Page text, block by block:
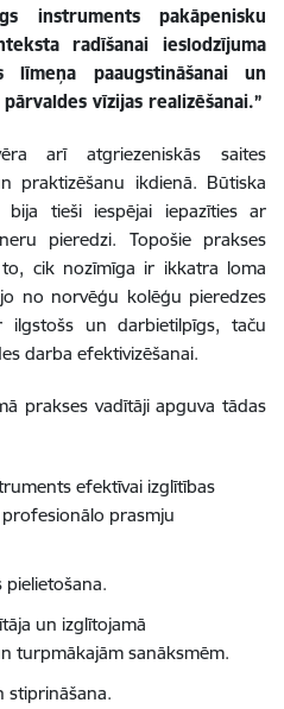
instruments pakāpenisku
radīšanai ieslodzījuma
līmeņa paaugstināšanai un
vīzijas realizēšanai.”
arī atgriezeniskās saites
praktizēšanu ikdienā. Būtiska
bija tieši iespējai iepazīties ar
pieredzi. Topošie prakses
cik nozīmīga ir ikkatra loma
no norvēģu kolēģu pieredzes
un darbietilpīgs, taču
darba efektivizēšanai.
prakses vadītāji apguva tādas
efektīvai izglītības
prasmju
pielietošana.
un izglītojamā
turpmākajām sanāksmēm.
stiprināšana.